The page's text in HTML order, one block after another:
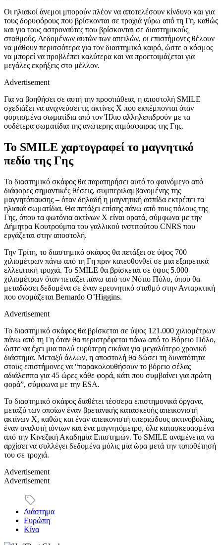
Οι ηλιακοί άνεμοι μπορούν πλέον να αποτελέσουν κίνδυνο και για
τους δορυφόρους που βρίσκονται σε τροχιά γύρω από τη Γη, καθώς
και για τους αστροναύτες που βρίσκονται σε διαστημικούς
σταθμούς. Δεδομένων αυτών των απειλών, οι επιστήμονες θέλουν
να μάθουν περισσότερα για τον διαστημικό καιρό, ώστε ο κόσμος
να μπορεί να προβλέπει καλύτερα και να προετοιμάζεται για
μεγάλες εκρήξεις στο μέλλον.
Advertisement
Για να βοηθήσει σε αυτή την προσπάθεια, η αποστολή SMILE
σχεδιάζει να ανιχνεύσει τις ακτίνες Χ που εκπέμπονται όταν
φορτισμένα σωματίδια από τον Ήλιο αλληλεπιδρούν με τα
ουδέτερα σωματίδια της ανώτερης ατμόσφαιρας της Γης.
Το SMILE χαρτογραφεί το μαγνητικό
πεδίο της Γης
Το διαστημικό σκάφος θα παρατηρήσει αυτό το φαινόμενο από
διάφορες σημαντικές θέσεις, συμπεριλαμβανομένης της
μαγνητόπαυσης – όταν δηλαδή η μαγνητική ασπίδα εκτρέπει τα
ηλιακά σωματίδια. Θα πετάξει επίσης πάνω από τους πόλους της
Γης, όπου τα φωτόνια ακτίνων Χ είναι ορατά, σύμφωνα με την
Δήμητρα Κουτρούμπα του γαλλικού ινστιτούτου CNRS που
εργάζεται στην αποστολή.
Την Τρίτη, το διαστημικό σκάφος θα πετάξει σε ύψος 700
χιλιομέτρων πάνω από τη Γη πριν κατευθυνθεί σε μια εξαιρετικά
ελλειπτική τροχιά. Το SMILE θα βρίσκεται σε ύψος 5.000
χιλιομέτρων όταν πετάξει πάνω από τον Νότιο Πόλο, όπου θα
μεταδώσει δεδομένα σε έναν ερευνητικό σταθμό στην Ανταρκτική
που ονομάζεται Bernardo O’Higgins.
Advertisement
Το διαστημικό σκάφος θα βρίσκεται σε ύψος 121.000 χιλιομέτρων
πάνω από τη Γη όταν θα περιστρέφεται πάνω από το Βόρειο Πόλο,
ώστε να έχει μια πολύ ευρύτερη εικόνα για μεγαλύτερο χρονικό
διάστημα. Μεταξύ άλλων, η αποστολή θα δώσει τη δυνατότητα
στους επιστήμονες να “παρακολουθήσουν το βόρειο σέλας
αδιάλειπτα για 45 ώρες κάθε φορά, κάτι που συμβαίνει για πρώτη
φορά”, σύμφωνα με την ESA.
Το διαστημικό σκάφος διαθέτει τέσσερα επιστημονικά όργανα,
μεταξύ των οποίων έναν βρετανικής κατασκευής απεικονιστή
ακτίνων Χ, καθώς και έναν απεικονιστή υπεριώδους ακτινοβολίας,
έναν αναλυτή ιόντων και ένα μαγνητόμετρο, όλα κατασκευασμένα
από την Κινεζική Ακαδημία Επιστημών. Το SMILE αναμένεται να
αρχίσει να συλλέγει δεδομένα μόλις μία ώρα μετά την τοποθέτησή
του σε τροχιά.
Advertisement
Advertisement
Διάστημα
Ευρώπη
Κίνα